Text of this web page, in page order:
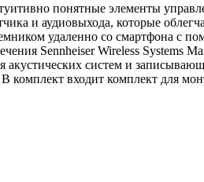
понятные элементы
и аудиовыхода, которые
удаленно со смартфона с
Sennheiser Wireless Systems
систем и
В комплект входит комплект для